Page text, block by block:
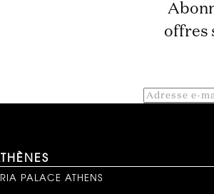
offres
PALACE ATHENS